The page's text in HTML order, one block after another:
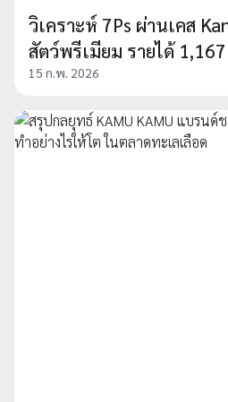
วิเคราะห์ 7Ps ผ่านเคส
สัตว์พรีเมียม รายได้
15 ก.พ. 2026